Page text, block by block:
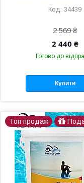
34439
2 569 ₴
2 440 ₴
Готово до
Купити
Топ продаж